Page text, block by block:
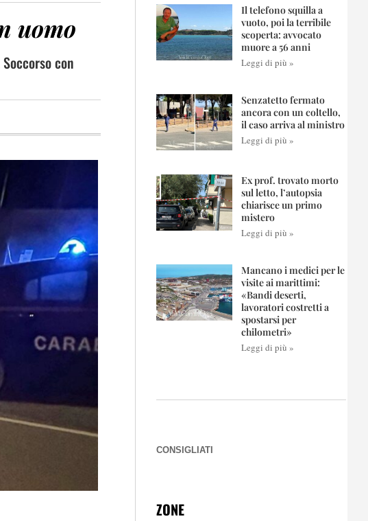
uomo
con
Il telefono squilla a
vuoto, poi la terribile
scoperta: avvocato
muore a 56 anni
Leggi di più »
Senzatetto fermato
ancora con un coltello,
il caso arriva al ministro
Leggi di più »
Ex prof. trovato morto
sul letto, l’autopsia
chiarisce un primo
mistero
Leggi di più »
Mancano i medici per le
visite ai marittimi:
«Bandi deserti,
lavoratori costretti a
spostarsi per
chilometri»
Leggi di più »
CONSIGLIATI
ZONE